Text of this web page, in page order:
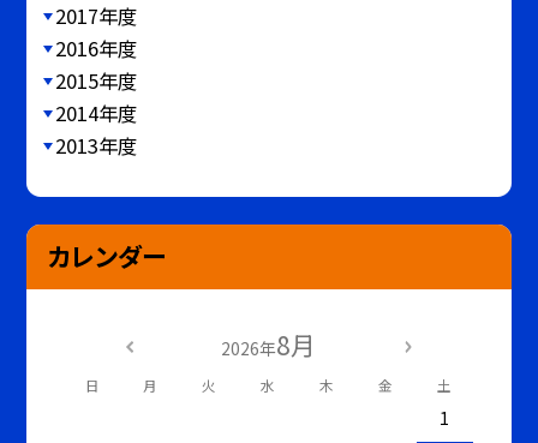
2017年度
2016年度
2015年度
2014年度
2013年度
カレンダー
2026年8月
日 月 火 水 木 金 土
1